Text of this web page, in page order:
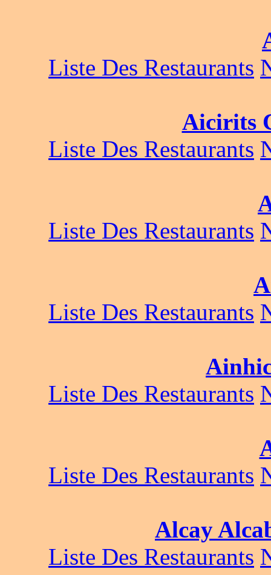
Liste Des Restaurants
Aicirits
Liste Des Restaurants
Liste Des Restaurants
Liste Des Restaurants
Liste Des Restaurants
Liste Des Restaurants
Alcay
Liste Des Restaurants